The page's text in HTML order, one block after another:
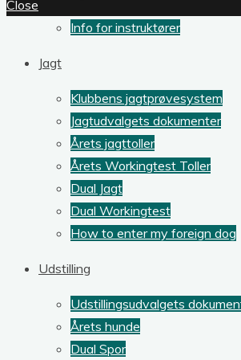
Info for instruktører
Jagt
Klubbens jagtprøvesystem
Jagtudvalgets dokumenter
Årets jagttoller
Årets Workingtest Toller
Dual Jagt
Dual Workingtest
How to enter my foreign dog
Udstilling
Udstillingsudvalgets
Årets hunde
Dual Spor
Close